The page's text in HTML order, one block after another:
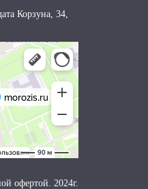
Корзуна, 34,
офертой. 2024г.